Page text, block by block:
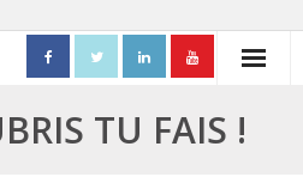
TU FAIS !